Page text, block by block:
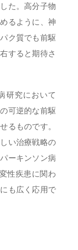
た。高分子物
るように、神
ク質でも前駆
すると期待さ
研究において
可逆的な前駆
るものです。
い治療戦略の
ーキンソン病
性疾患に関わ
も広く応用で